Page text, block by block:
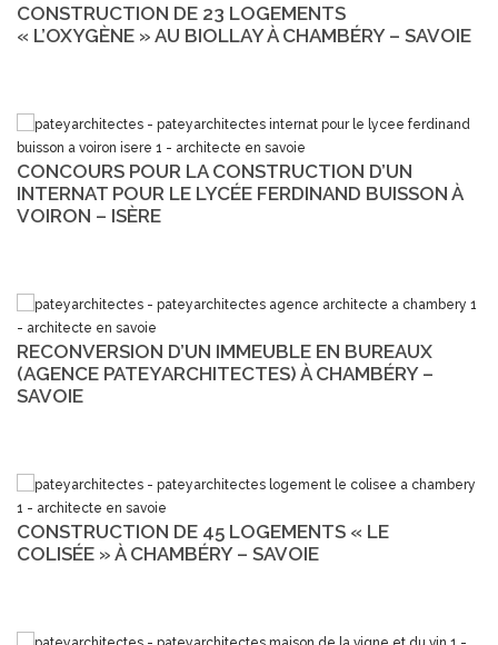
CONSTRUCTION DE 23 LOGEMENTS
« L’OXYGÈNE » AU BIOLLAY À CHAMBÉRY – SAVOIE
CONCOURS POUR LA CONSTRUCTION D’UN
INTERNAT POUR LE LYCÉE FERDINAND BUISSON À
VOIRON – ISÈRE
RECONVERSION D’UN IMMEUBLE EN BUREAUX
(AGENCE PATEYARCHITECTES) À CHAMBÉRY –
SAVOIE
CONSTRUCTION DE 45 LOGEMENTS « LE
COLISÉE » À CHAMBÉRY – SAVOIE